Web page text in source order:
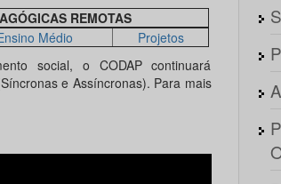
REMOTAS
Médio
Projetos
social, o CODAP continuará
e Assíncronas). Para mais